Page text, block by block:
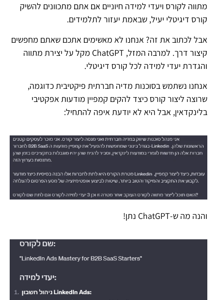
מתווה לקורס ויעדי למידה חיוניים אם אתם מתכוונים להשיק
קורס דיגיטלי יעיל, שבאמת יעזור לתלמידים.
אבל לכתוב את זה? אנחנו לא מאשימים אתכם שאתם מחפשים
קיצור דרך. למרבה המזל, ChatGPT מקל על יצירת מתווה
והגדרת יעדי למידה לכל קורס דיגיטלי.
אנחנו נשתמש בסוכנות מדיה חברתית פיקטיבית כדוגמה,
שרוצה ליצור קורס כיצד להקים קמפיין מודעות אפקטיבי
בלינקדאין, אבל היא לא יודעת איפה להתחיל:
והנה מה ש-ChatGPT נתן!